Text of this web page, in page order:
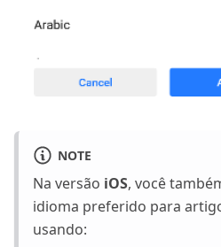
NOTE
Na versão iOS, você
idioma preferido para
usando: